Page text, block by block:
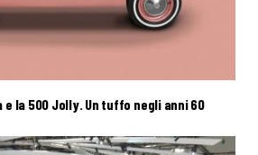
e la 500 Jolly. Un tuffo negli anni 60